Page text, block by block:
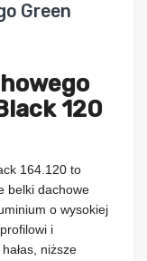
Green
120
164.120 to
belki dachowe
o wysokiej
i
niższe